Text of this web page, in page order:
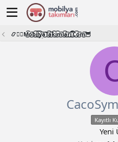
📿🧙‍♂️M͜͡o͜͡b͜͡i͜͡l͜͡y͜͡a͜͡T͜͡a͜͡k͜͡i͜͡m͜͡l͜͡a͜͡r͜͡i͜͡.͜͡C͜͡o͜͡m͜͡🦉
Kayıtlı
Yeni